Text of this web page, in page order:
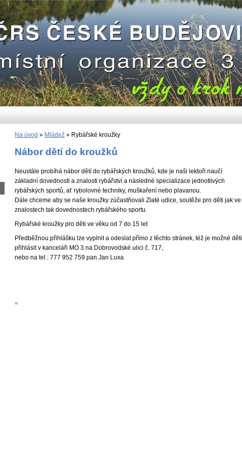
Na úvod » Mládež » Rybářské kroužky
Nábor dětí do kroužků
Neustále probíhá nábor dětí do rybářských kroužků, kde je naši lektoři naučí
základní dovednosti a znalosti rybářství a následné specializace jednotlivých
rybářských sportů, ať rybolovné techniky, muškaření nebo plavanou.
Dále chceme aby se naše kroužky zúčastňovali Zlaté udice, soutěže pro děti jak ve
znalostech tak dovednostech rybářského sportu.
Rybářské kroužky pro děti ve věku od 7 do 15 let
Předběžnou přihlášku lze vyplnit a odeslat přímo z těchto stránek, též je možné děti
přihlásit v kanceláři MO 3 na Dobrovodské ulici č. 717,
nebo na tel.: 777 952 759 pan Jan Luxa
«